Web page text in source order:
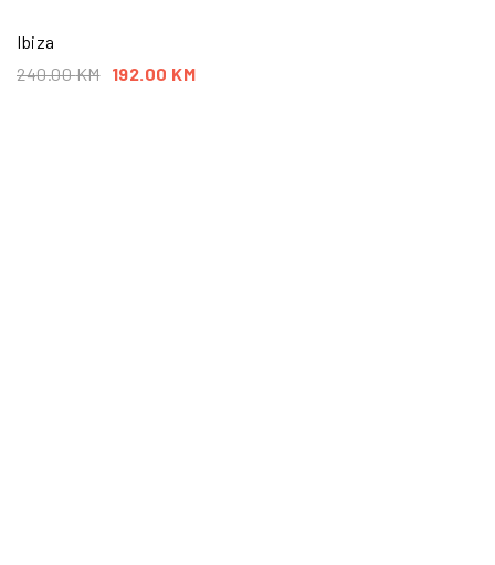
Ibiza
240.00KM 192.00 KM